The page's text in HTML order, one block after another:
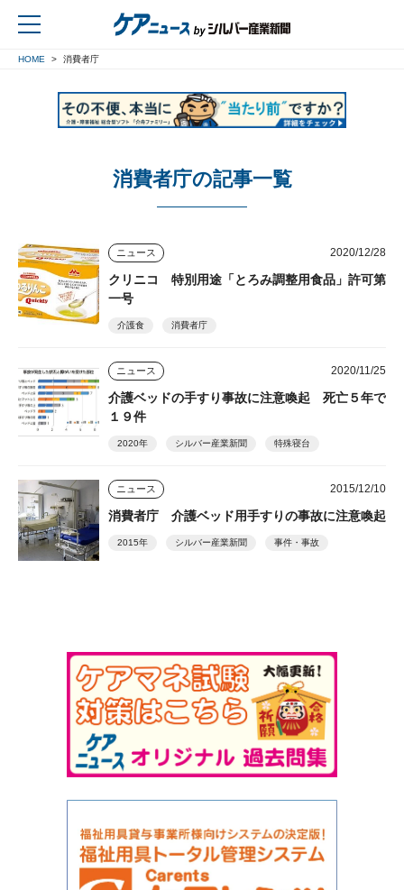
HOME 消費者庁
消費者庁の記事一覧
ニュース 2020/12/28
クリニコ 特別用途「とろみ調整用食品」許可第
一号
介護食 消費者庁
ニュース 2020/11/25
介護ベッドの手すり事故に注意喚起 死亡５年で
１９件
2020年 シルバー産業新聞 特殊寝台
ニュース 2015/12/10
消費者庁 介護ベッド用手すりの事故に注意喚起
2015年 シルバー産業新聞 事件・事故